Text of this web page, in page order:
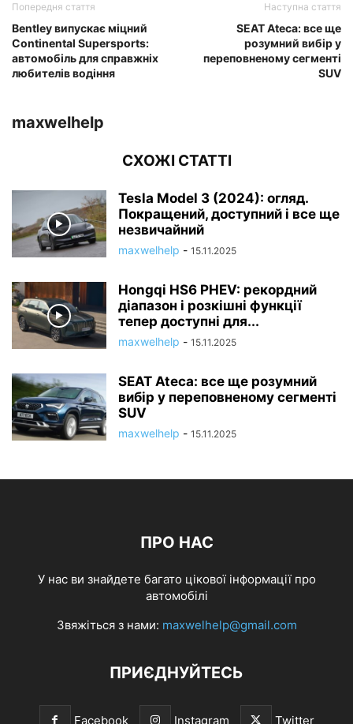
Попередня стаття
Bentley випускає міцний
Continental Supersports:
автомобіль для справжніх
любителів водіння
Наступна стаття
SEAT Ateca: все ще
розумний вибір у
переповненому сегменті
SUV
maxwelhelp
СХОЖІ СТАТТІ
Tesla Model 3 (2024): огляд.
Покращений, доступний і все ще
незвичайний
maxwelhelp - 15.11.2025
Hongqi HS6 PHEV: рекордний
діапазон і розкішні функції
тепер доступні для...
maxwelhelp - 15.11.2025
SEAT Ateca: все ще розумний
вибір у переповненому сегменті
SUV
maxwelhelp - 15.11.2025
ПРО НАС
У нас ви знайдете багато цікової інформації про
автомобілі
Звяжіться з нами: maxwelhelp@gmail.com
ПРИЄДНУЙТЕСЬ
Facebook Instagram Twitter